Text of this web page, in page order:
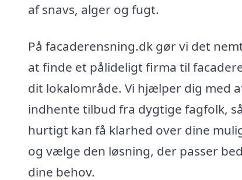
af snavs, alger og fugt.
På facaderensning.dk gør vi det
at finde et pålideligt firma til
dit lokalområde. Vi hjælper dig med
indhente tilbud fra dygtige fagfolk,
hurtigt kan få klarhed over dine
og vælge den løsning, der passer
dine behov.